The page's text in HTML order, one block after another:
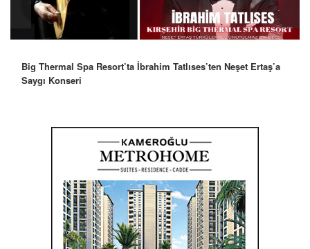
Robbie Williams’tan İstanbul’a Mesaj: “Unutulmaz Bir Gece
Olacak”